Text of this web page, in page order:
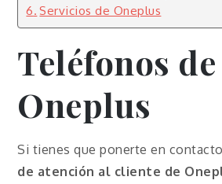
Servicios de Oneplus
Teléfonos de
Oneplus
Si tienes que ponerte en
de atención al cliente de